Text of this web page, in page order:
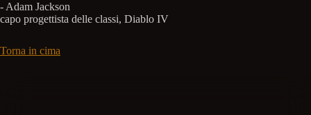
- Adam Jackson
capo progettista delle classi, Diablo IV
Torna in cima